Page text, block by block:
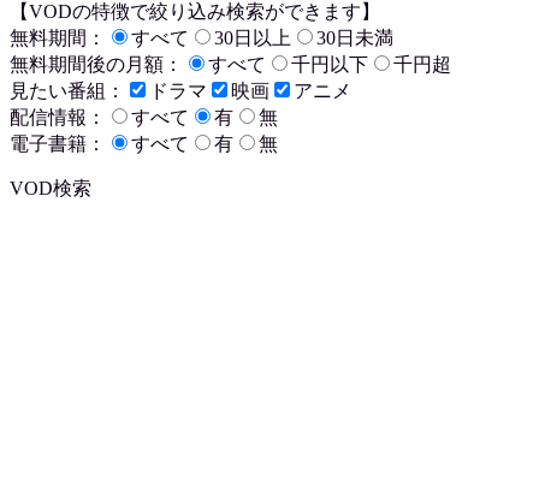
【VODの特徴で絞り込み検索ができます】
無料期間：
すべて 30日以上
30日未満
無料期間後の月額：
すべて 千円以下
千円超
見たい番組：
ドラマ 映画
アニメ
配信情報：
すべて 有
無
電子書籍：
すべて 有 無
VOD検索